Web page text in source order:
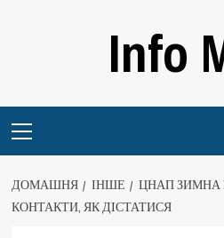
Info
Menu
ДОМАШНЯ ІНШЕ
ЦНАП ЗИМНА
КОНТАКТИ, ЯК ДІСТАТИСЯ